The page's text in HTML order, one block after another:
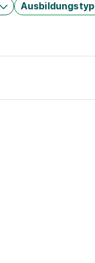
Ausbildungstyp